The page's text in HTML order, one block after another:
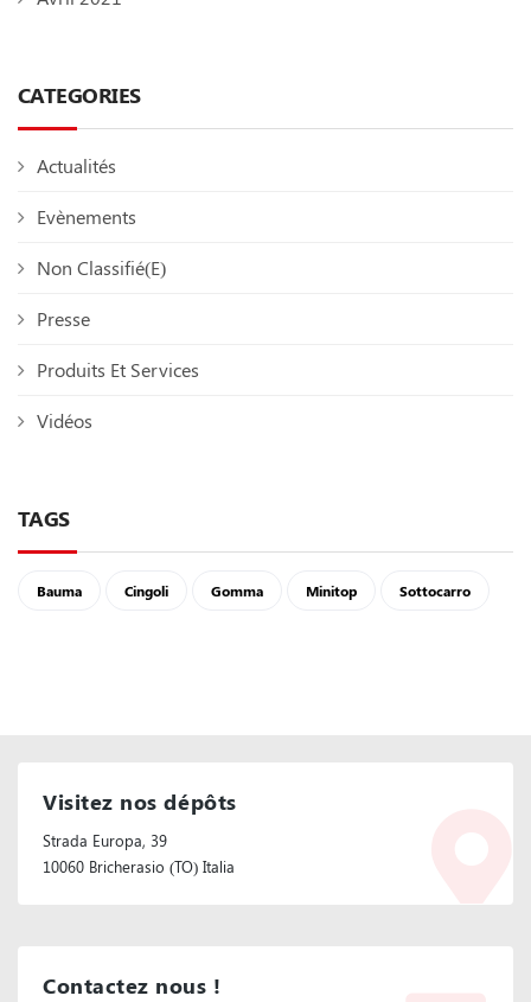
CATEGORIES
Actualités
Evènements
Non Classifié(e)
Presse
Produits Et Services
Vidéos
TAGS
Bauma Cingoli Gomma Minitop Sottocarro
Visitez nos dépôts
Strada Europa, 39
10060 Bricherasio (TO) Italia
Contactez nous !